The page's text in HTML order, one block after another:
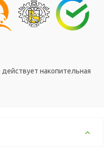
накопительная